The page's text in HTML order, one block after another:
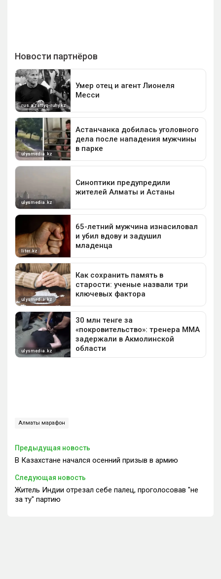
Алматы марафон
Предыдущая новость
В Казахстане начался осенний призыв в армию
Следующая новость
Житель Индии отрезал себе палец, проголосовав "не
за ту" партию